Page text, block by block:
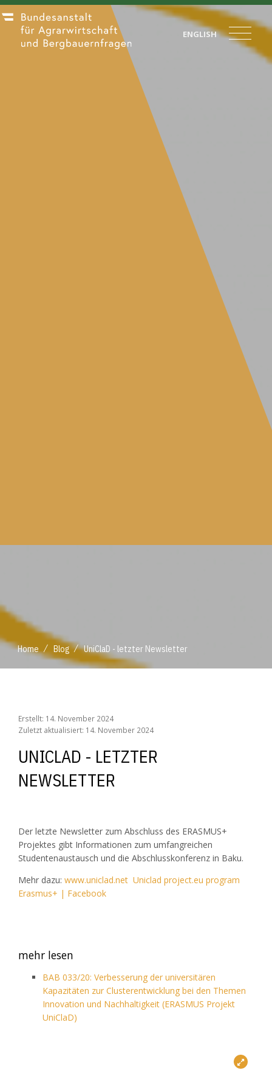
ENGLISH
Home / Blog / UniClaD - letzter Newsletter
Erstellt: 14. November 2024
Zuletzt aktualisiert: 14. November 2024
UNICLAD - LETZTER
NEWSLETTER
Der letzte Newsletter zum Abschluss des ERASMUS+
Projektes gibt Informationen zum umfangreichen
Studentenaustausch und die Abschlusskonferenz in Baku.
Mehr dazu: www.uniclad.net Uniclad project.eu program
Erasmus+ | Facebook
mehr lesen
BAB 033/20: Verbesserung der universitären
Kapazitäten zur Clusterentwicklung bei den Themen
Innovation und Nachhaltigkeit (ERASMUS Projekt
UniClaD)